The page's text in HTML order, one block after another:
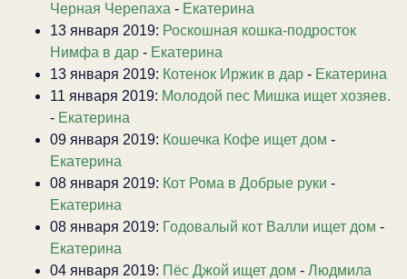
Черная Черепаха - Екатерина
13 января 2019: Роскошная кошка-подросток
Нимфа в дар - Екатерина
13 января 2019: Котенок Иржик в дар - Екатерина
11 января 2019: Молодой пес Мишка ищет хозяев.
- Екатерина
09 января 2019: Кошечка Кофе ищет дом -
Екатерина
08 января 2019: Кот Рома в Добрые руки -
Екатерина
08 января 2019: Годовалый кот Валли ищет дом -
Екатерина
04 января 2019: Пёс Джой ищет дом - Людмила